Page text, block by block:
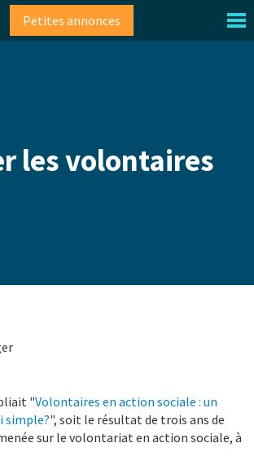
Petites annonces
les volontaires
"Volontaires en action sociale : un
simple?", soit le résultat de trois ans de
sur le volontariat en action sociale, à